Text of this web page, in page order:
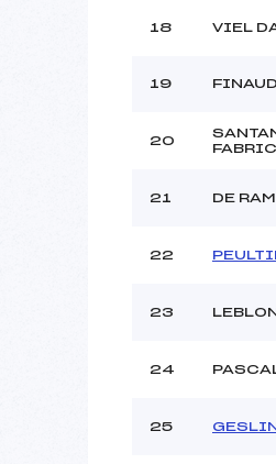
18 VIEL
19
20
21 DE
22
23
24
25